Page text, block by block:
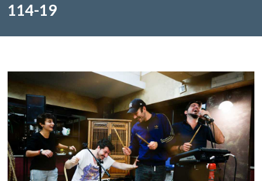
114-19